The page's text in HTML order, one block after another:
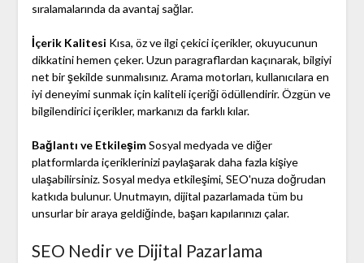
sıralamalarında da avantaj sağlar.
İçerik Kalitesi Kısa, öz ve ilgi çekici içerikler, okuyucunun
dikkatini hemen çeker. Uzun paragraflardan kaçınarak, bilgiyi
net bir şekilde sunmalısınız. Arama motorları, kullanıcılara en
iyi deneyimi sunmak için kaliteli içeriği ödüllendirir. Özgün ve
bilgilendirici içerikler, markanızı da farklı kılar.
Bağlantı ve EtkileşimSosyal medyada ve diğer
platformlarda içeriklerinizi paylaşarak daha fazla kişiye
ulaşabilirsiniz. Sosyal medya etkileşimi, SEO'nuza doğrudan
katkıda bulunur. Unutmayın, dijital pazarlamada tüm bu
unsurlar bir araya geldiğinde, başarı kapılarınızı çalar.
SEO Nedir ve Dijital Pazarlama